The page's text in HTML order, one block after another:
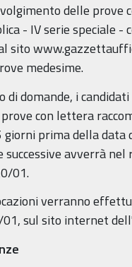
delle prove
- IV serie speciale -
sito
medesime.
di domande, i
con lettera
prima della
successive avverrà
01.
verranno
sul sito internet